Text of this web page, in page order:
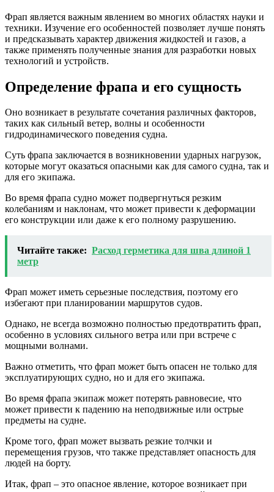
Фрап является важным явлением во многих областях науки и
техники. Изучение его особенностей позволяет лучше понять
и предсказывать характер движения жидкостей и газов, а
также применять полученные знания для разработки новых
технологий и устройств.
Определение фрапа и его сущность
Оно возникает в результате сочетания различных факторов,
таких как сильный ветер, волны и особенности
гидродинамического поведения судна.
Суть фрапа заключается в возникновении ударных нагрузок,
которые могут оказаться опасными как для самого судна, так и
для его экипажа.
Во время фрапа судно может подвергнуться резким
колебаниям и наклонам, что может привести к деформации
его конструкции или даже к его полному разрушению.
Читайте также: Расход герметика для шва длиной 1
метр
Фрап может иметь серьезные последствия, поэтому его
избегают при планировании маршрутов судов.
Однако, не всегда возможно полностью предотвратить фрап,
особенно в условиях сильного ветра или при встрече с
мощными волнами.
Важно отметить, что фрап может быть опасен не только для
эксплуатирующих судно, но и для его экипажа.
Во время фрапа экипаж может потерять равновесие, что
может привести к падению на неподвижные или острые
предметы на судне.
Кроме того, фрап может вызвать резкие толчки и
перемещения грузов, что также представляет опасность для
людей на борту.
Итак, фрап – это опасное явление, которое возникает при